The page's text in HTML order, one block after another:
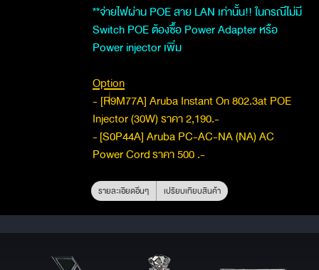
**จ่ายไฟผ่าน POE สาย LAN เท่านั้น!! ในกรณีไม่มี
Switch POE ต้องซื้อ Power Adapter หรือ
Power injector เพิ่ม
Option
- [R9M77A] Aruba Instant On 802.3at POE
Injector (30W) ราคา 2,190.-
-[S0P44A] Aruba PC-AC-NA (NA) AC
Power Cordราคา 500 .-
รายละเอียดอื่นๆ เปรียบเทียบสินค้า